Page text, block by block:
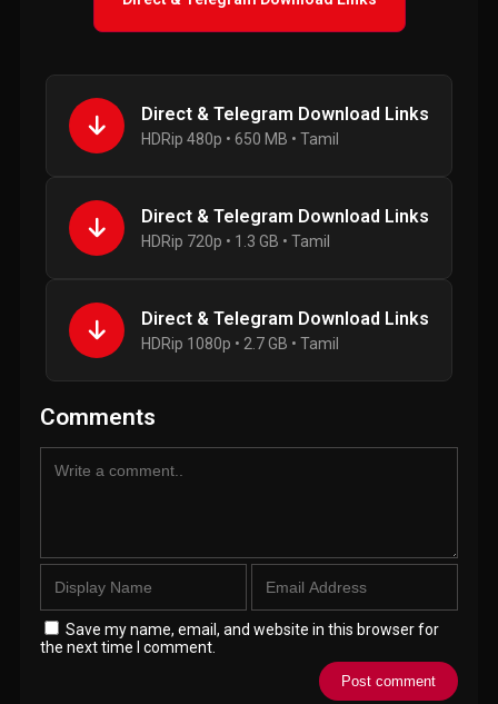
Direct & Telegram Download Links
HDRip 480p • 650 MB • Tamil
Direct & Telegram Download Links
HDRip 720p • 1.3 GB • Tamil
Direct & Telegram Download Links
HDRip 1080p • 2.7 GB • Tamil
Comments
Save my name, email, and website in this browser for
the next time I comment.